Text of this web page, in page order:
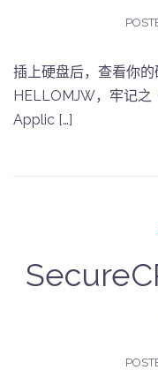
插上硬盘后，查看你
HELLOMJW，牢记之
Applic […]